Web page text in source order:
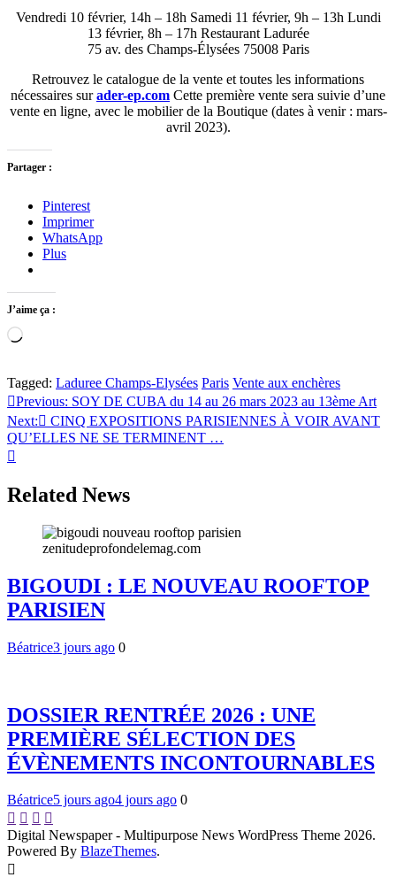
Vendredi 10 février, 14h – 18h Samedi 11 février, 9h – 13h Lundi
13 février, 8h – 17h Restaurant Ladurée
75 av. des Champs-Élysées 75008 Paris
Retrouvez le catalogue de la vente et toutes les informations
nécessaires surader-ep.com Cette première vente sera suivie d’une
vente en ligne, avec le mobilier de la Boutique (dates à venir : mars-
avril 2023).
Partager :
Pinterest
Imprimer
WhatsApp
Plus
J’aime ça :
Chargement…
Tagged: Laduree Champs-Elysées Paris Vente aux enchères
Navigation
de
l’article
Previous: SOY DE CUBA du 14 au 26 mars 2023 au 13ème Art
Next:
CINQ EXPOSITIONS PARISIENNES À VOIR AVANT
QU’ELLES NE SE TERMINENT …
Related News
BIGOUDI : LE NOUVEAU ROOFTOP
PARISIEN
Béatrice3 jours ago 0
DOSSIER RENTRÉE 2026 : UNE
PREMIÈRE SÉLECTION DES
ÉVÈNEMENTS INCONTOURNABLES
Béatrice5 jours ago4 jours ago 0
Digital Newspaper - Multipurpose News WordPress Theme 2026.
Powered By BlazeThemes.